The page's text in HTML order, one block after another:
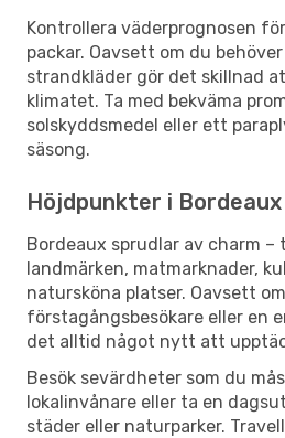
Kontrollera väderprognosen
packar. Oavsett om du
strandkläder gör det skillnad
klimatet. Ta med bekväma
solskyddsmedel eller ett
säsong.
Höjdpunkter i Bordeaux
Bordeaux sprudlar av charm –
landmärken, matmarknader,
natursköna platser. Oavsett
förstagångsbesökare eller en
det alltid något nytt att
Besök sevärdheter som du
lokalinvånare eller ta en
städer eller naturparker.